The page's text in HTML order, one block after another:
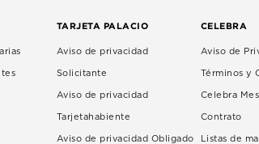
TARJETA PALACIO
Aviso de privacidad
Solicitante
Aviso de privacidad
Tarjetahabiente
Aviso de privacidad Obligado
CELEBRA
Aviso de
Términos y
Celebra
Contrato
Listas de